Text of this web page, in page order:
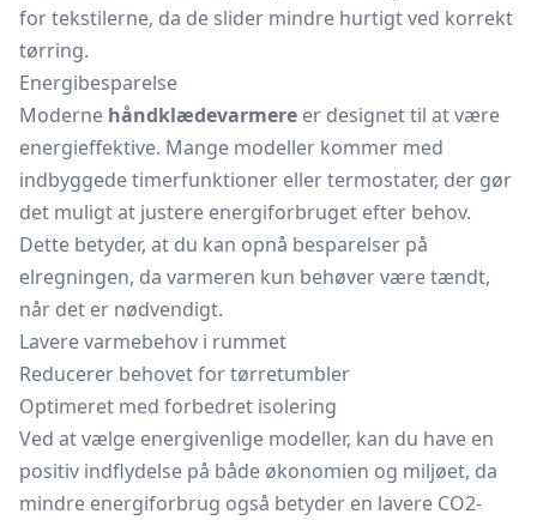
for tekstilerne, da de slider mindre hurtigt ved korrekt
tørring.
Energibesparelse
Moderne håndklædevarmere er designet til at være
energieffektive. Mange modeller kommer med
indbyggede timerfunktioner eller termostater, der gør
det muligt at justere energiforbruget efter behov.
Dette betyder, at du kan opnå besparelser på
elregningen, da varmeren kun behøver være tændt,
når det er nødvendigt.
Lavere varmebehov i rummet
Reducerer behovet for tørretumbler
Optimeret med forbedret isolering
Ved at vælge energivenlige modeller, kan du have en
positiv indflydelse på både økonomien og miljøet, da
mindre energiforbrug også betyder en lavere CO2-